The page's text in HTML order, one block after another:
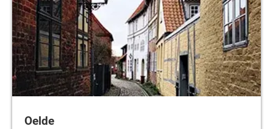
Oelde